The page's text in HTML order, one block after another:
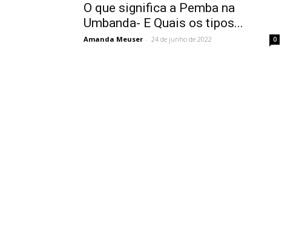
Tarot
O que significa a Pemba na
Umbanda- E Quais os tipos...
Amanda Meuser - 24 de junho de 2022 0